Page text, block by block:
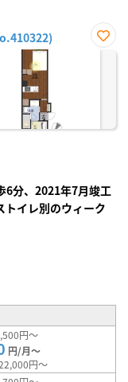
お気
6分、2021年7月竣工
トイレ別のウィーク
円～
円/月～
円～